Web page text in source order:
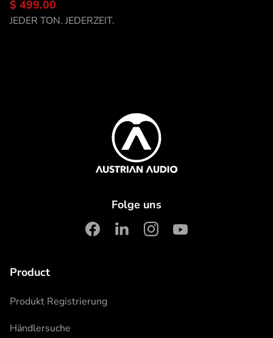
$ 499.00
JEDER TON. JEDERZEIT.
Entdecke CC8
Austrian Audio
Folge uns
facebook
linkedininstagram
youtube
Product
Produkt Registrierung
Händlersuche